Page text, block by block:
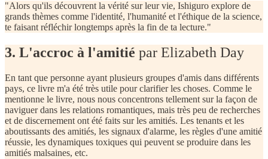
"Alors qu'ils découvrent la vérité sur leur vie, Ishiguro explore de
grands thèmes comme l'identité, l'humanité et l'éthique de la science,
te faisant réfléchir longtemps après la fin de ta lecture."
3. L'accroc à l'amitié par Elizabeth Day
En tant que personne ayant plusieurs groupes d'amis dans différents
pays, ce livre m'a été très utile pour clarifier les choses. Comme le
mentionne le livre, nous nous concentrons tellement sur la façon de
naviguer dans les relations romantiques, mais très peu de recherches
et de discernement ont été faits sur les amitiés. Les tenants et les
aboutissants des amitiés, les signaux d'alarme, les règles d'une amitié
réussie, les dynamiques toxiques qui peuvent se produire dans les
amitiés malsaines, etc.